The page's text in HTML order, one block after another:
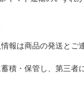
報は商品の発送とご
積・保管し、第三者